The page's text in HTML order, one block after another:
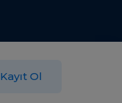
Kayıt Ol